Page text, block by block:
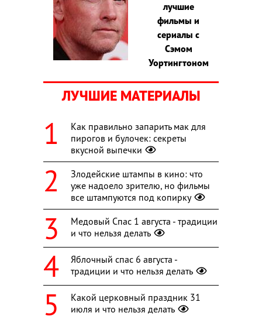
лучшие
фильмы и
сериалы с
Сэмом
Уортингтоном
ЛУЧШИЕ МАТЕРИАЛЫ
Как правильно запарить мак для
пирогов и булочек: секреты
вкусной выпечки
Злодейские штампы в кино: что
уже надоело зрителю, но фильмы
все штампуются под копирку
Медовый Спас 1 августа - традиции
и что нельзя делать
Яблочный спас 6 августа -
традиции и что нельзя делать
Какой церковный праздник 31
июля и что нельзя делать